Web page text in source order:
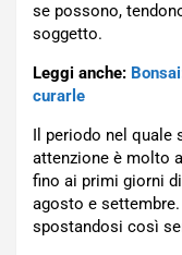
se possono,
soggetto.
Leggi anche:
curarle
Il periodo nel
attenzione è molto
fino ai primi giorni di
agosto e
spostandosi così